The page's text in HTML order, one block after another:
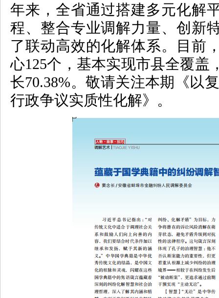
年来，全省通过搭建多元化解
程、整合专业调解力量、创新
了联动高效的化解体系。目前
心125个，基本实现市县全覆盖
长70.38%。敬请关注本期《以
行政争议实质性化解》。